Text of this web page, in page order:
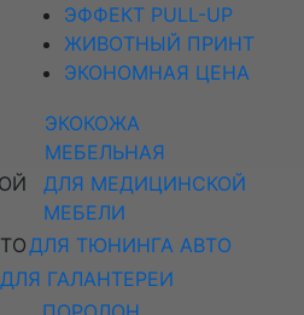
ЭФФЕКТ PULL-UP
ЖИВОТНЫЙ ПРИНТ
ЭКОНОМНАЯ ЦЕНА
ЭКОКОЖА
МЕБЕЛЬНАЯ
ДЛЯ МЕДИЦИНСКОЙ
МЕБЕЛИ
ДЛЯ ТЮНИНГА АВТО
ДЛЯ ГАЛАНТЕРЕИ